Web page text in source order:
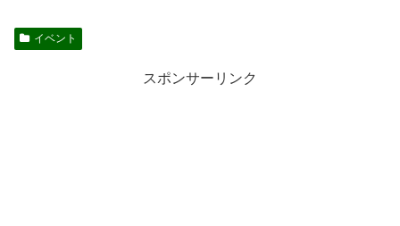
イベント
スポンサーリンク